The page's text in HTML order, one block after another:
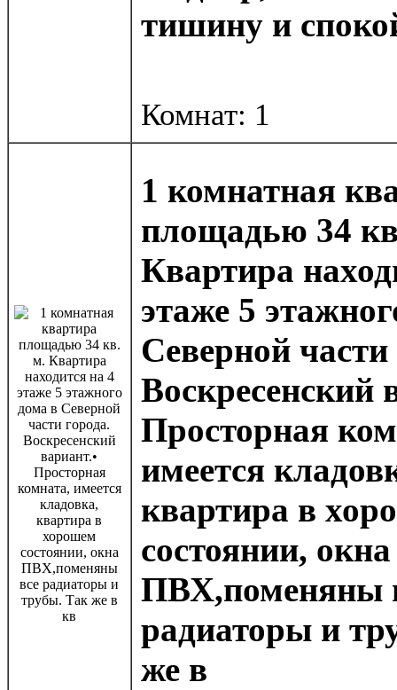
тишину и
Комнат: 1
1 комнатная
площадью 34
Квартира
этаже 5
Северной части
Воскресенский
Просторная
имеется
квартира в
состоянии, окна
ПВХ,поменяны
радиаторы и
же в